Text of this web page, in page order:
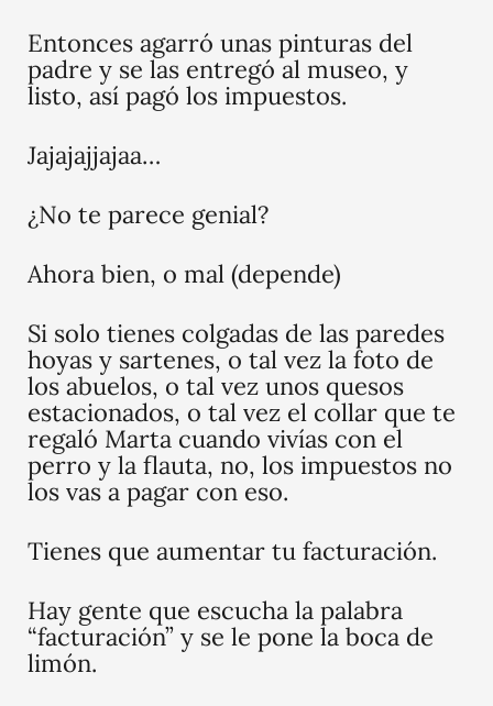
Entonces agarró unas pinturas del
padre y se las entregó al museo, y
listo, así pagó los impuestos.
Jajajajjajaa…
¿No te parece genial?
Ahora bien, o mal (depende)
Si solo tienes colgadas de las paredes
hoyas y sartenes, o tal vez la foto de
los abuelos, o tal vez unos quesos
estacionados, o tal vez el collar que te
regaló Marta cuando vivías con el
perro y la flauta, no, los impuestos no
los vas a pagar con eso.
Tienes que aumentar tu facturación.
Hay gente que escucha la palabra
“facturación” y se le pone la boca de
limón.